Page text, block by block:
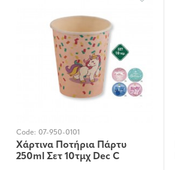
Code: 07-950-0101
Χάρτινα Ποτήρια Πάρτυ
250ml Σετ 10τμχ Dec C